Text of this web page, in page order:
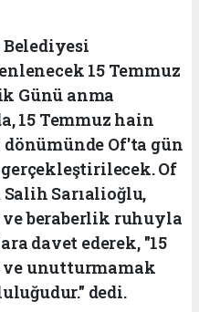
Belediyesi
15 Temmuz
Günü anma
15 Temmuz hain
Of'ta gün
Of
Sarıalioğlu,
beraberlik ruhuyla
davet ederek, "15
unutturmamak
dedi.